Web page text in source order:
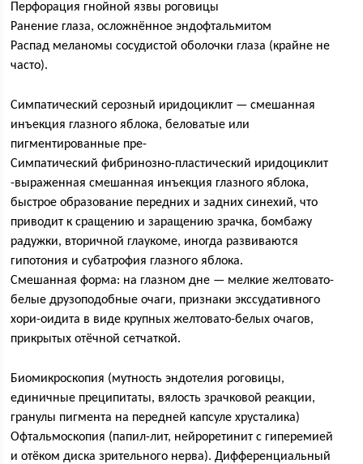
Перфорация гнойной язвы роговицы
Ранение глаза, осложнённое эндофтальмитом
Распад меланомы сосудистой оболочки глаза (крайне не
часто).
Симпатический серозный иридоциклит — смешанная
инъекция глазного яблока, беловатые или
пигментированные пре-
Симпатический фибринозно-пластический иридоциклит
-выраженная смешанная инъекция глазного яблока,
быстрое образование передних и задних синехий, что
приводит к сращению и заращению зрачка, бомбажу
радужки, вторичной глаукоме, иногда развиваются
гипотония и субатрофия глазного яблока.
Смешанная форма: на глазном дне — мелкие желтовато-
белые друзоподобные очаги, признаки экссудативного
хори-оидита в виде крупных желтовато-белых очагов,
прикрытых отёчной сетчаткой.
Биомикроскопия (мутность эндотелия роговицы,
единичные преципитаты, вялость зрачковой реакции,
гранулы пигмента на передней капсуле хрусталика)
Офтальмоскопия (папил-лит, нейроретинит с гиперемией
и отёком диска зрительного нерва). Дифференциальный